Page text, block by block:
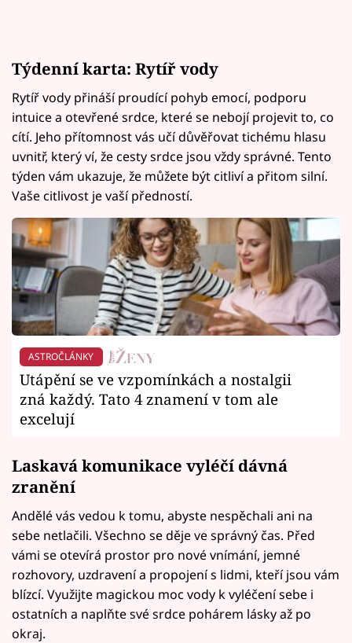
Týdenní karta: Rytíř vody
Rytíř vody přináší proudící pohyb emocí, podporu
intuice a otevřené srdce, které se nebojí projevit to, co
cítí. Jeho přítomnost vás učí důvěřovat tichému hlasu
uvnitř, který ví, že cesty srdce jsou vždy správné. Tento
týden vám ukazuje, že můžete být citliví a přitom silní.
Vaše citlivost je vaší předností.
ASTROČLÁNKY
Utápění se ve vzpomínkách a nostalgii
zná každý. Tato 4 znamení v tom ale
excelují
Laskavá komunikace vyléčí dávná
zranění
Andělé vás vedou k tomu, abyste nespěchali ani na
sebe netlačili. Všechno se děje ve správný čas. Před
vámi se otevírá prostor pro nové vnímání, jemné
rozhovory, uzdravení a propojení s lidmi, kteří jsou vám
blízcí. Využijte magickou moc vody k vyléčení sebe i
ostatních a naplňte své srdce pohárem lásky až po
okraj.